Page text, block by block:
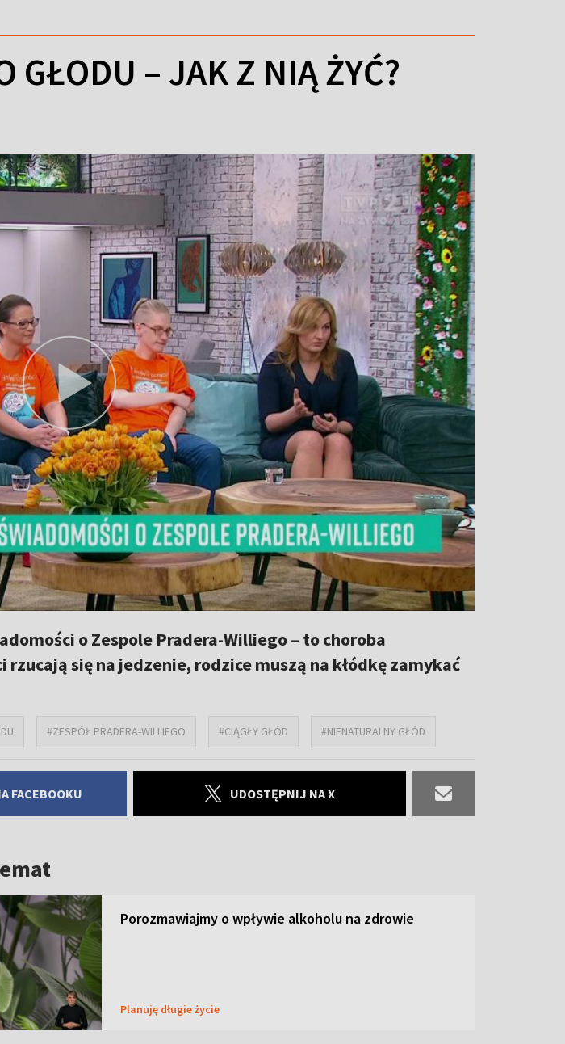
GŁODU – JAK Z NIĄ ŻYĆ?
o Zespole Pradera-Williego – to choroba
rzucają się na jedzenie, rodzice muszą na kłódkę zamykać
#ZESPÓŁ PRADERA-WILLIEGO #CIĄGŁY GŁÓD #NIENATURALNY GŁÓD
FACEBOOKU UDOSTĘPNIJ NA X
Porozmawiajmy o wpływie alkoholu na zdrowie
Planuję długie życie